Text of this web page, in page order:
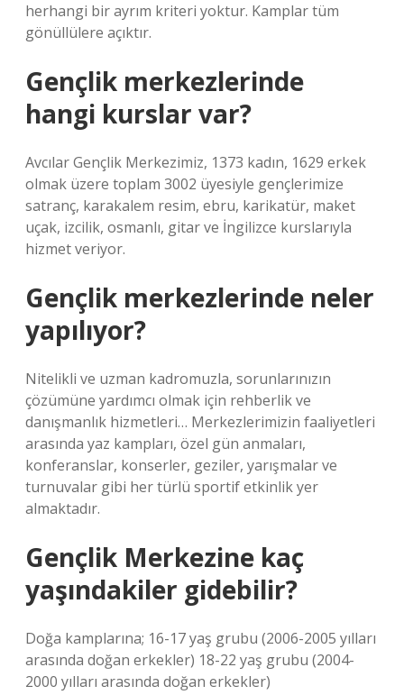
herhangi bir ayrım kriteri yoktur. Kamplar tüm
gönüllülere açıktır.
Gençlik merkezlerinde
hangi kurslar var?
Avcılar Gençlik Merkezimiz, 1373 kadın, 1629 erkek
olmak üzere toplam 3002 üyesiyle gençlerimize
satranç, karakalem resim, ebru, karikatür, maket
uçak, izcilik, osmanlı, gitar ve İngilizce kurslarıyla
hizmet veriyor.
Gençlik merkezlerinde neler
yapılıyor?
Nitelikli ve uzman kadromuzla, sorunlarınızın
çözümüne yardımcı olmak için rehberlik ve
danışmanlık hizmetleri… Merkezlerimizin faaliyetleri
arasında yaz kampları, özel gün anmaları,
konferanslar, konserler, geziler, yarışmalar ve
turnuvalar gibi her türlü sportif etkinlik yer
almaktadır.
Gençlik Merkezine kaç
yaşındakiler gidebilir?
Doğa kamplarına; 16-17 yaş grubu (2006-2005 yılları
arasında doğan erkekler) 18-22 yaş grubu (2004-
2000 yılları arasında doğan erkekler)